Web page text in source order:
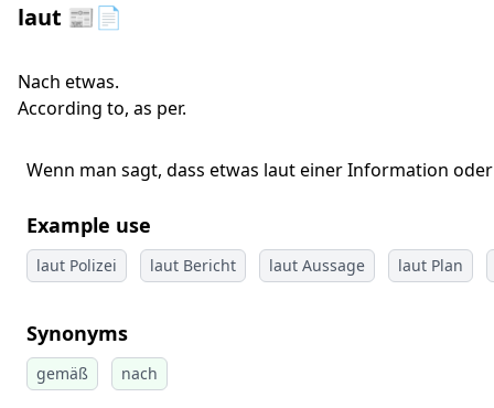
laut 📰📄
Nach etwas.
According to, as per.
Wenn man sagt, dass etwas laut einer Information
Example use
laut Polizei laut Bericht laut Aussage laut Plan
Synonyms
gemäß nach